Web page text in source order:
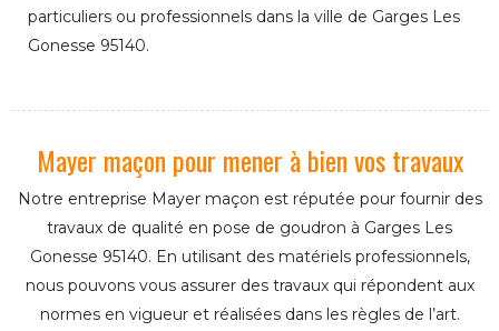
particuliers ou professionnels dans la ville de Garges Les
Gonesse 95140.
Mayer maçon pour mener à bien vos travaux
Notre entreprise Mayer maçon est réputée pour fournir des
travaux de qualité en pose de goudron à Garges Les
Gonesse 95140. En utilisant des matériels professionnels,
nous pouvons vous assurer des travaux qui répondent aux
normes en vigueur et réalisées dans les règles de l’art.